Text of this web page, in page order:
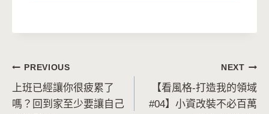
文
章
PREVIOUS
上班已經讓你很疲累了
嗎？回到家至少要讓自己
NEXT
【看風格-打造我的領域
#04】小資改裝不必百萬